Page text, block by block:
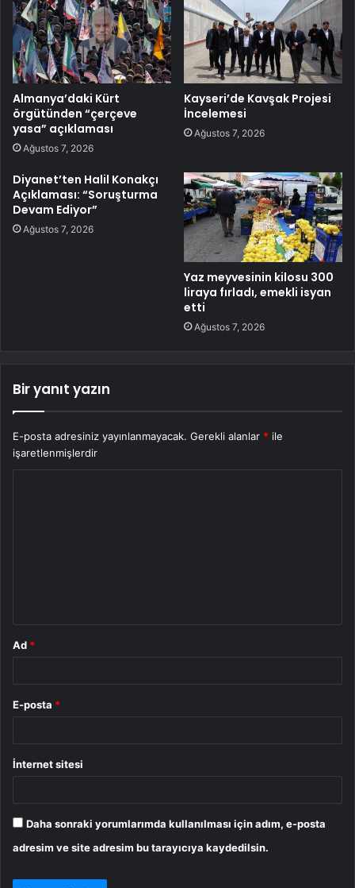
Almanya’daki Kürt
örgütünden “çerçeve
yasa” açıklaması
Ağustos 7, 2026
Kayseri’de Kavşak Projesi
İncelemesi
Ağustos 7, 2026
Diyanet’ten Halil Konakçı
Açıklaması: “Soruşturma
Devam Ediyor”
Ağustos 7, 2026
Yaz meyvesinin kilosu 300
liraya fırladı, emekli isyan
etti
Ağustos 7, 2026
Bir yanıt yazın
E-posta adresiniz yayınlanmayacak. Gerekli alanlar * ile
işaretlenmişlerdir
Ad *
E-posta *
İnternet sitesi
Daha sonraki yorumlarımda kullanılması için adım, e-posta
adresim ve site adresim bu tarayıcıya kaydedilsin.